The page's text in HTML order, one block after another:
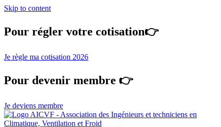
Skip to content
Pour régler votre cotisation👉
Je règle ma cotisation 2026
Pour devenir membre 👉
Je deviens membre